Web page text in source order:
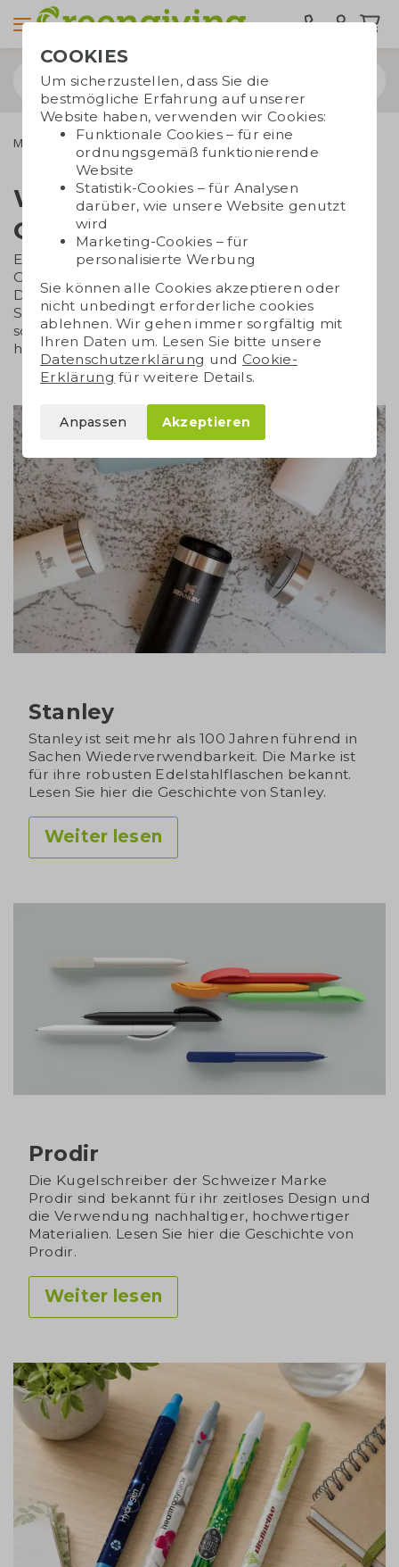
Marken
Werbegeschenke mit einer
Geschichte
Entdecken Sie auf dieser Seite die einzigartigen
Geschichten hinter unseren Top-Marken wie
Dopper, Tony's Chocolonely und Senator. Wählen
Sie Werbegeschenke, die nicht nur beeindrucken,
sondern auch einen positiven Einfluss auf die Welt
haben.
Stanley
Stanley ist seit mehr als 100 Jahren führend in
Sachen Wiederverwendbarkeit. Die Marke ist
für ihre robusten Edelstahlflaschen bekannt.
Lesen Sie hier die Geschichte von Stanley.
Weiter lesen
Prodir
Die Kugelschreiber der Schweizer Marke
Prodir sind bekannt für ihr zeitloses Design und
die Verwendung nachhaltiger, hochwertiger
Materialien. Lesen Sie hier die Geschichte von
Prodir.
Weiter lesen
COOKIES
Um sicherzustellen, dass Sie die
bestmögliche Erfahrung auf unserer
Website haben, verwenden wir Cookies:
Funktionale Cookies – für eine
ordnungsgemäß funktionierende
Website
Statistik-Cookies – für Analysen
darüber, wie unsere Website genutzt
wird
Marketing-Cookies – für
personalisierte Werbung
Sie können alle Cookies akzeptieren oder
nicht unbedingt erforderliche cookies
ablehnen. Wir gehen immer sorgfältig mit
Ihren Daten um. Lesen Sie bitte unsere
Datenschutzerklärung und Cookie-
Erklärung für weitere Details.
Anpassen Akzeptieren